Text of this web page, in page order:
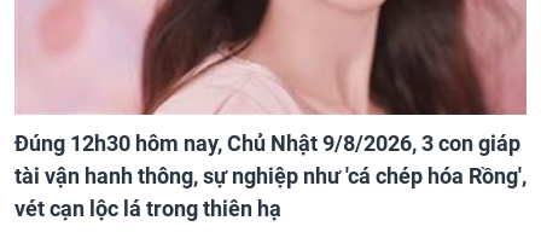
Đúng 12h30 hôm nay, Chủ Nhật 9/8/2026, 3 con giáp
tài vận hanh thông, sự nghiệp như 'cá chép hóa Rồng',
vét cạn lộc lá trong thiên hạ